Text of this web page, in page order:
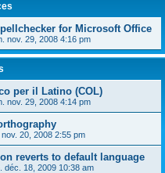
for Microsoft Office
nov. 29, 2008 4:16 pm
per il Latino (COL)
nov. 29, 2008 4:14 pm
nov. 20, 2008 2:55 pm
reverts to default language
déc. 18, 2009 10:38 am